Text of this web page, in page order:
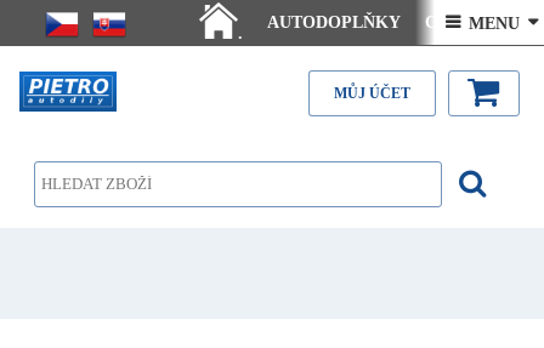
.
AUTODOPLŇKY Ceny doručení
Články - návody Kontakt
 MENU 
MŮJ ÚČET